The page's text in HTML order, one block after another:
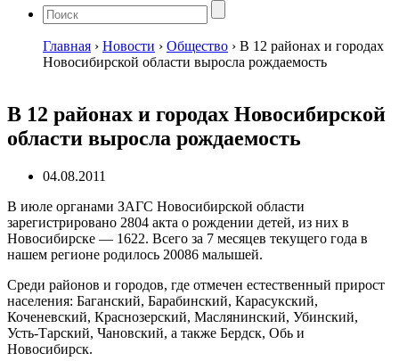
Главная › Новости › Общество › В 12 районах и городах
Новосибирской области выросла рождаемость
В 12 районах и городах Новосибирской
области выросла рождаемость
04.08.2011
В июле органами ЗАГС Новосибирской области
зарегистрировано 2804 акта о рождении детей, из них в
Новосибирске — 1622. Всего за 7 месяцев текущего года в
нашем регионе родилось 20086 малышей.
Среди районов и городов, где отмечен естественный прирост
населения: Баганский, Барабинский, Карасукский,
Коченевский, Краснозерский, Маслянинский, Убинский,
Усть-Тарский, Чановский, а также Бердск, Обь и
Новосибирск.